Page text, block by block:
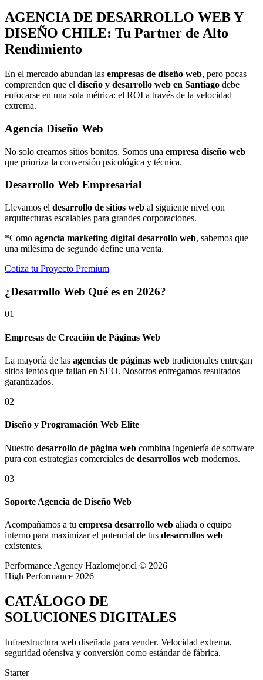
AGENCIA DE DESARROLLO WEB Y
DISEÑO CHILE: Tu Partner de Alto
Rendimiento
En el mercado abundan las empresas de diseño web, pero pocas
comprenden que el diseño y desarrollo web en Santiago debe
enfocarse en una sola métrica: el ROI a través de la velocidad
extrema.
Agencia Diseño Web
No solo creamos sitios bonitos. Somos una empresa diseño web
que prioriza la conversión psicológica y técnica.
Desarrollo Web Empresarial
Llevamos el desarrollo de sitios web al siguiente nivel con
arquitecturas escalables para grandes corporaciones.
*Como agencia marketing digital desarrollo web, sabemos que
una milésima de segundo define una venta.
Cotiza tu Proyecto Premium
¿Desarrollo Web Qué es en 2026?
01
Empresas de Creación de Páginas Web
La mayoría de las agencias de páginas web tradicionales entregan
sitios lentos que fallan en SEO. Nosotros entregamos resultados
garantizados.
02
Diseño y Programación Web Elite
Nuestro desarrollo de página web combina ingeniería de software
pura con estrategias comerciales de desarrollos web modernos.
03
Soporte Agencia de Diseño Web
Acompañamos a tu empresa desarrollo web aliada o equipo
interno para maximizar el potencial de tus desarrollos web
existentes.
Performance Agency Hazlomejor.cl © 2026
High Performance 2026
CATÁLOGO DE
SOLUCIONES DIGITALES
Infraestructura web diseñada para vender. Velocidad extrema,
seguridad ofensiva y conversión como estándar de fábrica.
Starter